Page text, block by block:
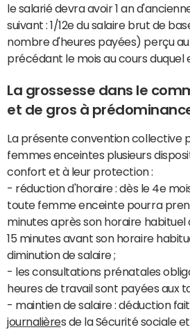
le salarié devra avoir 1 an
suivant : 1/12e du salaire brut de
nombre d'heures payées) perçu au
précédant le mois au cours duquel
La grossesse dans le
et de gros à
La présente convention collective
femmes enceintes plusieurs
confort et à leur protection :
- réduction d'horaire : dès le 4e
toute femme enceinte pourra
minutes après son horaire
15 minutes avant son horaire
diminution de salaire ;
- les consultations prénatales
heures de travail sont payées aux
- maintien de salaire : déduction
journalières de la Sécurité sociale